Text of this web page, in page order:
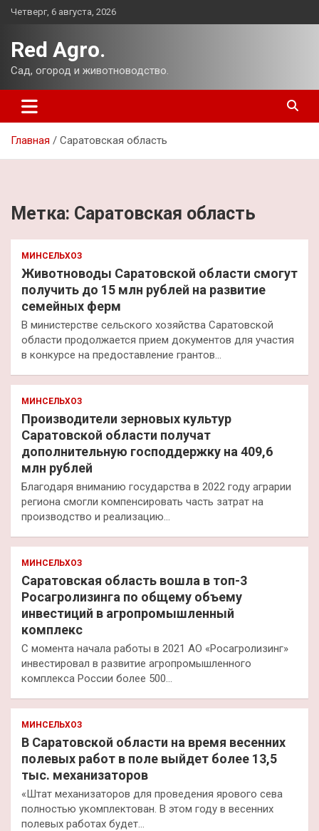
Перейти
Четверг, 6 августа, 2026
Red Agro.
Сад, огород и животноводство.
Главная Саратовская область
Метка: Саратовская область
МИНСЕЛЬХОЗ
Животноводы Саратовской области смогут
получить до 15 млн рублей на развитие
семейных ферм
В министерстве сельского хозяйства Саратовской
области продолжается прием документов для участия
в конкурсе на предоставление грантов…
МИНСЕЛЬХОЗ
Производители зерновых культур
Саратовской области получат
дополнительную господдержку на 409,6
млн рублей
Благодаря вниманию государства в 2022 году аграрии
региона смогли компенсировать часть затрат на
производство и реализацию…
МИНСЕЛЬХОЗ
Саратовская область вошла в топ-3
Росагролизинга по общему объему
инвестиций в агропромышленный
комплекс
С момента начала работы в 2021 АО «Росагролизинг»
инвестировал в развитие агропромышленного
комплекса России более 500…
МИНСЕЛЬХОЗ
В Саратовской области на время весенних
полевых работ в поле выйдет более 13,5
тыс. механизаторов
«Штат механизаторов для проведения ярового сева
полностью укомплектован. В этом году в весенних
полевых работах будет…